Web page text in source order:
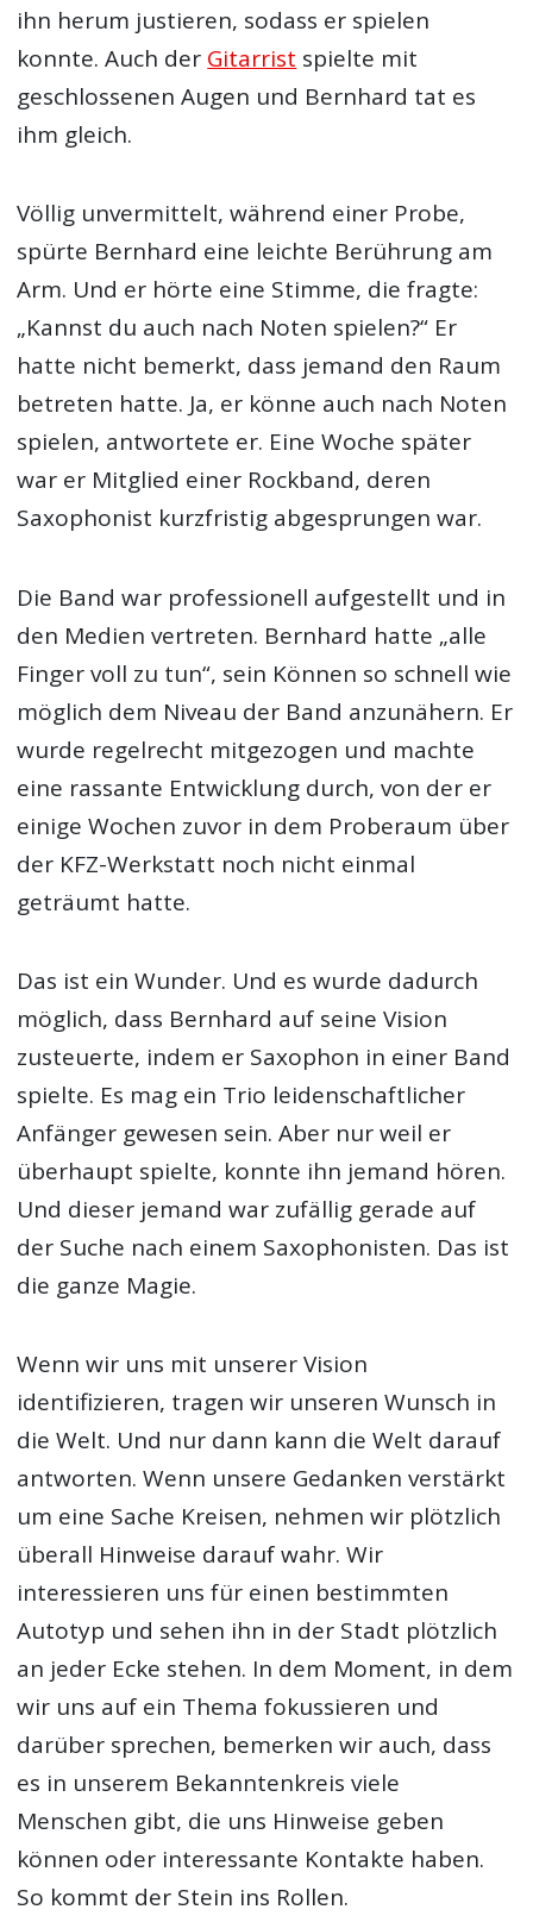
ihn herum justieren, sodass er spielen
konnte. Auch der Gitarrist spielte mit
geschlossenen Augen und Bernhard tat es
ihm gleich.
Völlig unvermittelt, während einer Probe,
spürte Bernhard eine leichte Berührung am
Arm. Und er hörte eine Stimme, die fragte:
„Kannst du auch nach Noten spielen?“ Er
hatte nicht bemerkt, dass jemand den Raum
betreten hatte. Ja, er könne auch nach Noten
spielen, antwortete er. Eine Woche später
war er Mitglied einer Rockband, deren
Saxophonist kurzfristig abgesprungen war.
Die Band war professionell aufgestellt und in
den Medien vertreten. Bernhard hatte „alle
Finger voll zu tun“, sein Können so schnell wie
möglich dem Niveau der Band anzunähern. Er
wurde regelrecht mitgezogen und machte
eine rassante Entwicklung durch, von der er
einige Wochen zuvor in dem Proberaum über
der KFZ-Werkstatt noch nicht einmal
geträumt hatte.
Das ist ein Wunder. Und es wurde dadurch
möglich, dass Bernhard auf seine Vision
zusteuerte, indem er Saxophon in einer Band
spielte. Es mag ein Trio leidenschaftlicher
Anfänger gewesen sein. Aber nur weil er
überhaupt spielte, konnte ihn jemand hören.
Und dieser jemand war zufällig gerade auf
der Suche nach einem Saxophonisten. Das ist
die ganze Magie.
Wenn wir uns mit unserer Vision
identifizieren, tragen wir unseren Wunsch in
die Welt. Und nur dann kann die Welt darauf
antworten. Wenn unsere Gedanken verstärkt
um eine Sache Kreisen, nehmen wir plötzlich
überall Hinweise darauf wahr. Wir
interessieren uns für einen bestimmten
Autotyp und sehen ihn in der Stadt plötzlich
an jeder Ecke stehen. In dem Moment, in dem
wir uns auf ein Thema fokussieren und
darüber sprechen, bemerken wir auch, dass
es in unserem Bekanntenkreis viele
Menschen gibt, die uns Hinweise geben
können oder interessante Kontakte haben.
So kommt der Stein ins Rollen.